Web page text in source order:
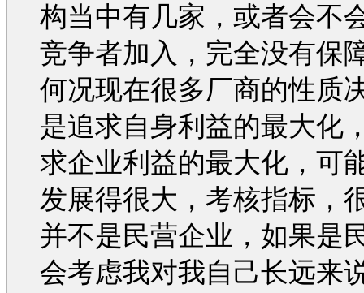
构当中有几家，或者会不
竞争者加入，完全没有保
何况现在很多厂商的性质
是追求自身利益的最大化
求企业利益的最大化，可
发展得很大，考核指标，
并不是民营企业，如果是
会考虑我对我自己长远来